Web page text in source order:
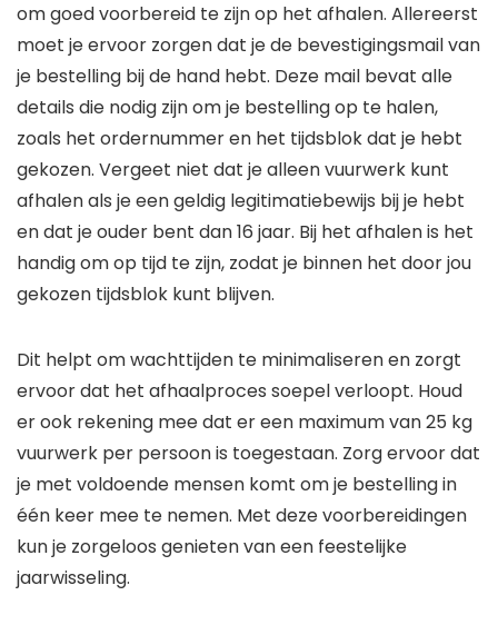
om goed voorbereid te zijn op het afhalen. Allereerst
moet je ervoor zorgen dat je de bevestigingsmail van
je bestelling bij de hand hebt. Deze mail bevat alle
details die nodig zijn om je bestelling op te halen,
zoals het ordernummer en het tijdsblok dat je hebt
gekozen. Vergeet niet dat je alleen vuurwerk kunt
afhalen als je een geldig legitimatiebewijs bij je hebt
en dat je ouder bent dan 16 jaar. Bij het afhalen is het
handig om op tijd te zijn, zodat je binnen het door jou
gekozen tijdsblok kunt blijven.
Dit helpt om wachttijden te minimaliseren en zorgt
ervoor dat het afhaalproces soepel verloopt. Houd
er ook rekening mee dat er een maximum van 25 kg
vuurwerk per persoon is toegestaan. Zorg ervoor dat
je met voldoende mensen komt om je bestelling in
één keer mee te nemen. Met deze voorbereidingen
kun je zorgeloos genieten van een feestelijke
jaarwisseling.